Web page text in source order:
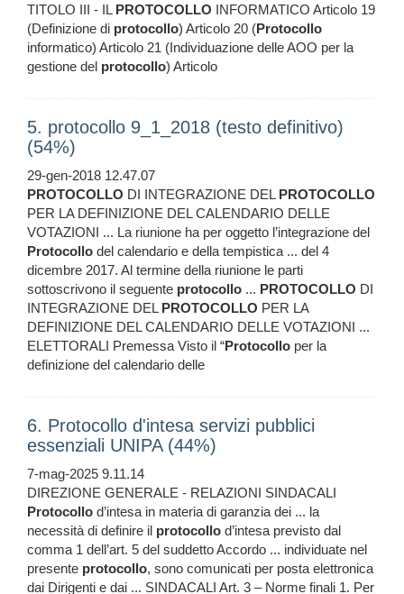
TITOLO III - IL PROTOCOLLO INFORMATICO Articolo 19
(Definizione di protocollo) Articolo 20 (Protocollo
informatico) Articolo 21 (Individuazione delle AOO per la
gestione del protocollo) Articolo
5. protocollo 9_1_2018 (testo definitivo)
(54%)
29-gen-2018 12.47.07
PROTOCOLLO DI INTEGRAZIONE DEL PROTOCOLLO
PER LA DEFINIZIONE DEL CALENDARIO DELLE
VOTAZIONI ... La riunione ha per oggetto l’integrazione del
Protocollo del calendario e della tempistica ... del 4
dicembre 2017. Al termine della riunione le parti
sottoscrivono il seguente protocollo ... PROTOCOLLO DI
INTEGRAZIONE DEL PROTOCOLLO PER LA
DEFINIZIONE DEL CALENDARIO DELLE VOTAZIONI ...
ELETTORALI Premessa Visto il “Protocollo per la
definizione del calendario delle
6. Protocollo d'intesa servizi pubblici
essenziali UNIPA (44%)
7-mag-2025 9.11.14
DIREZIONE GENERALE - RELAZIONI SINDACALI
Protocollo d’intesa in materia di garanzia dei ... la
necessità di definire il protocollo d’intesa previsto dal
comma 1 dell’art. 5 del suddetto Accordo ... individuate nel
presente protocollo, sono comunicati per posta elettronica
dai Dirigenti e dai ... SINDACALI Art. 3 – Norme finali 1. Per